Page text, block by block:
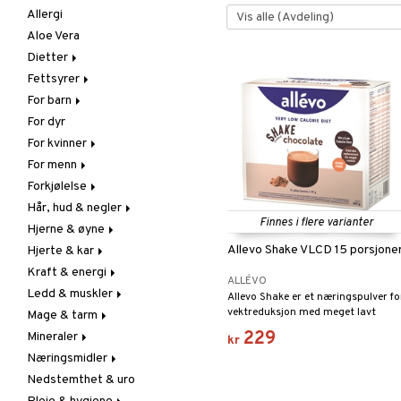
Finnes i flere varianter
Allevo Shake VLCD 15
ALLÉVO
Allevo Shake er et næringspulver
vektreduksjon med meget lavt
energiinnhold, som inneholder alle
vitaminer og mineraler du trenger
kr 229
Allergi
Aloe Vera
Dietter
Glutenintolerant
LCHF
Raw Food
Fettsyrer
Marine fettsyrer
Veg. fettsyrer
For barn
Fettsyrer
Hudpleie
Vitamin & mineral
For dyr
For kvinner
Graviditet & amming
Klimakterie & PMS
Næringstilskudd
Øvrige
Sex & lyst
Skjelett
Urinveier
For menn
Næringstilskudd
Øvrige
Prostata
Sex & lyst
Forkjølelse
C-vitamin
Forebyggende &
lindrende
Hostedempende
Hvitløk
Øre, nese & hals
Øvrige
Virushemmende
Hår, hud & negler
Hår
Kosttilskudd
Sol & pigment
Hjerne & øyne
Fettsyrer
Hukommelse
Øyne
Hjerte & kar
Ginkgo biloba
Karstyrkende
Kolesterolsenkende
Marine fettsyrer
Veg. fettsyrer
Kraft & energi
Ginseng
Øvrige
Prestasjon
Q-10
Rosenrot
Ledd & muskler
Kosttilskudd
Utvortes
Mage & tarm
Drikker
Fibre
Fordøyelse
Mineraler
Jern
Kalsium
Næringsmidler
Bars
Nedstemthet & uro